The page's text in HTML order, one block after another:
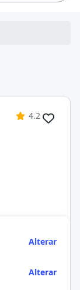
4.2
Alterar
Alterar